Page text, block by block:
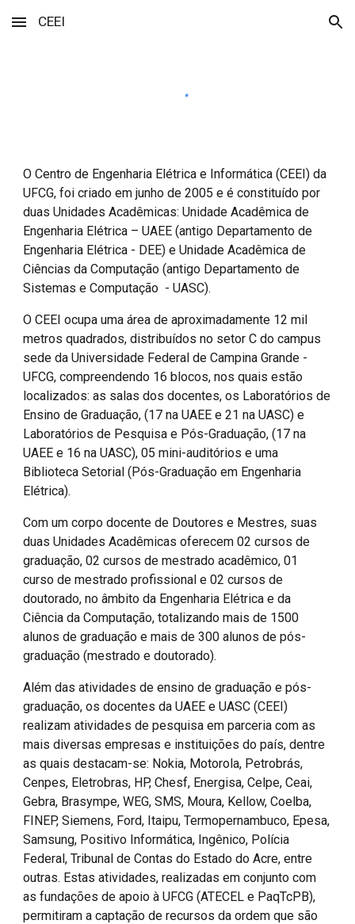
Skip to main content Skip to navigation
CEEI
O Centro de Engenharia Elétrica e Informática (CEEI) da
UFCG, foi criado em junho de 2005 e é constituído por
duas Unidades Acadêmicas: Unidade Acadêmica de
Engenharia Elétrica – UAEE (antigo Departamento de
Engenharia Elétrica - DEE) e Unidade Acadêmica de
Ciências da Computação (antigo Departamento de
Sistemas e Computação - UASC).
O CEEI ocupa uma área de aproximadamente 12 mil
metros quadrados, distribuídos no setor C do campus
sede da Universidade Federal de Campina Grande -
UFCG, compreendendo 16 blocos, nos quais estão
localizados: as salas dos docentes, os Laboratórios de
Ensino de Graduação, (17 na UAEE e 21 na UASC) e
Laboratórios de Pesquisa e Pós-Graduação, (17 na
UAEE e 16 na UASC), 05 mini-auditórios e uma
Biblioteca Setorial (Pós-Graduação em Engenharia
Elétrica).
Com um corpo docente de Doutores e Mestres, suas
duas Unidades Acadêmicas oferecem 02 cursos de
graduação, 02 cursos de mestrado acadêmico, 01
curso de mestrado profissional e 02 cursos de
doutorado, no âmbito da Engenharia Elétrica e da
Ciência da Computação, totalizando mais de 1500
alunos de graduação e mais de 300 alunos de pós-
graduação (mestrado e doutorado).
Além das atividades de ensino de graduação e pós-
graduação, os docentes da UAEE e UASC (CEEI)
realizam atividades de pesquisa em parceria com as
mais diversas empresas e instituições do país, dentre
as quais destacam-se: Nokia, Motorola, Petrobrás,
Cenpes, Eletrobras, HP, Chesf, Energisa, Celpe, Ceai,
Gebra, Brasympe, WEG, SMS, Moura, Kellow, Coelba,
FINEP, Siemens, Ford, Itaipu, Termopernambuco, Epesa,
Samsung, Positivo Informática, Ingênico, Polícia
Federal, Tribunal de Contas do Estado do Acre, entre
outras. Estas atividades, realizadas em conjunto com
as fundações de apoio à UFCG (ATECEL e PaqTcPB),
permitiram a captação de recursos da ordem que são